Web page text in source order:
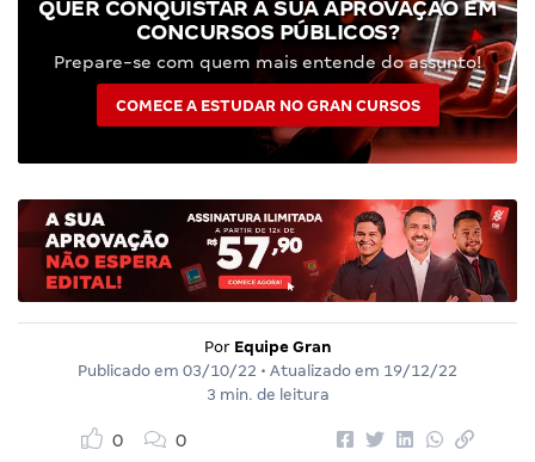
QUER CONQUISTAR A SUA APROVAÇÃO EM
CONCURSOS PÚBLICOS?
Prepare-se com quem mais entende do assunto!
COMECE A ESTUDAR NO GRAN CURSOS
Por Equipe Gran
Publicado em 03/10/22 • Atualizado em 19/12/22
3 min. de leitura
0 0